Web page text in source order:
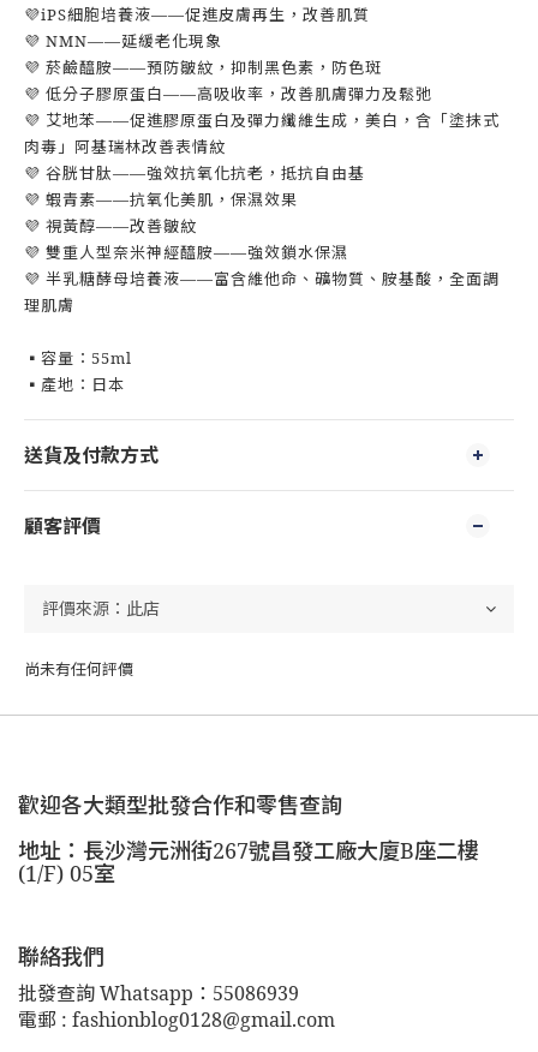
💜iPS細胞培養液——促進皮膚再生，改善肌質
💜 NMN——延緩老化現象
💜 菸鹼醯胺——預防皺紋，抑制黑色素，防色斑
💜 低分子膠原蛋白——高吸收率，改善肌膚彈力及鬆弛
💜 艾地苯——促進膠原蛋白及彈力纖維生成，美白，含「塗抹式
肉毒」阿基瑞林改善表情紋
💜 谷胱甘肽——強效抗氧化抗老，抵抗自由基
💜 蝦青素——抗氧化美肌，保濕效果
💜 視黃醇——改善皺紋
💜 雙重人型奈米神經醯胺——強效鎖水保濕
💜 半乳糖酵母培養液——富含維他命、礦物質、胺基酸，全面調
理肌膚
▪️容量：55ml
▪️產地：日本
送貨及付款方式
顧客評價
尚未有任何評價
歡迎各大類型批發合作和零售查詢
地址：長沙灣元洲街267號昌發工廠大廈B座二樓
(1/F) 05室
聯絡我們
批發查詢 Whatsapp：55086939
電郵 : fashionblog0128@gmail.com